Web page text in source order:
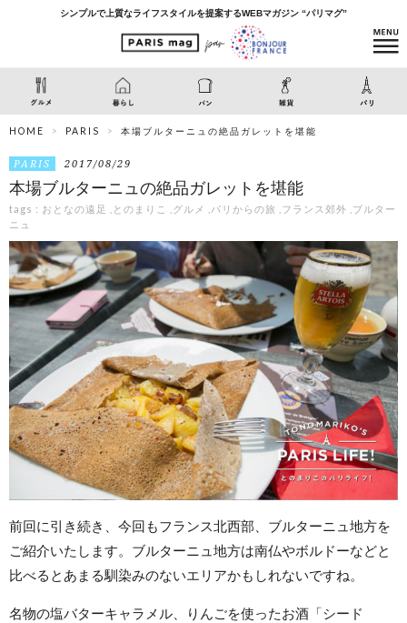
シンプルで上質なライフスタイルを提案するWEBマガジン “パリマグ”
HOME PARIS 本場ブルターニュの絶品ガレットを堪能
PARIS 2017/08/29
本場ブルターニュの絶品ガレットを堪能
tags : おとなの遠足 とのまりこ グルメ パリからの旅 フランス郊外
ブルター
ニュ
前回に引き続き、今回もフランス北西部、ブルターニュ地方を
ご紹介いたします。ブルターニュ地方は南仏やボルドーなどと
比べるとあまる馴染みのないエリアかもしれないですね。
名物の塩バターキャラメル、りんごを使ったお酒「シード